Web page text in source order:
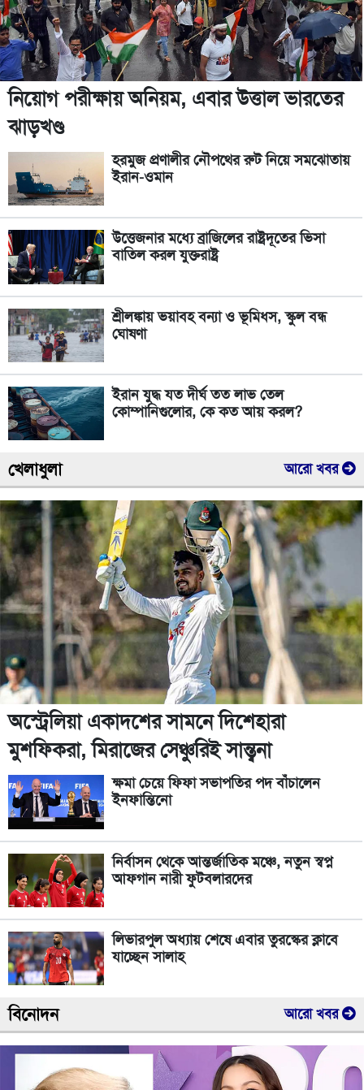
নিয়োগ পরীক্ষায় অনিয়ম, এবার উত্তাল ভারতের
ঝাড়খণ্ড
হরমুজ প্রণালীর নৌপথের রুট নিয়ে সমঝোতায়
ইরান-ওমান
উত্তেজনার মধ্যে ব্রাজিলের রাষ্ট্রদূতের ভিসা
বাতিল করল যুক্তরাষ্ট্র
শ্রীলঙ্কায় ভয়াবহ বন্যা ও ভূমিধস, স্কুল বন্ধ
ঘোষণা
ইরান যুদ্ধ যত দীর্ঘ তত লাভ তেল
কোম্পানিগুলোর, কে কত আয় করল?
খেলাধুলা আরো খবর
অস্ট্রেলিয়া একাদশের সামনে দিশেহারা
মুশফিকরা, মিরাজের সেঞ্চুরিই সান্ত্বনা
ক্ষমা চেয়ে ফিফা সভাপতির পদ বাঁচালেন
ইনফান্তিনো
নির্বাসন থেকে আন্তর্জাতিক মঞ্চে, নতুন স্বপ্ন
আফগান নারী ফুটবলারদের
লিভারপুল অধ্যায় শেষে এবার তুরস্কের ক্লাবে
যাচ্ছেন সালাহ
বিনোদন আরো খবর